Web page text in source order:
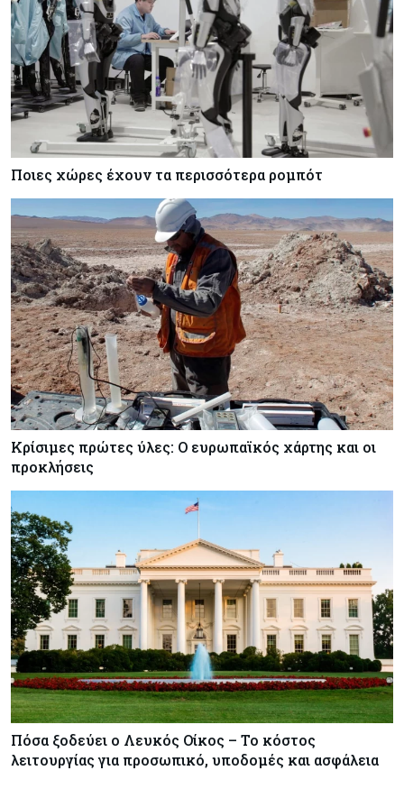
Ποιες χώρες έχουν τα περισσότερα ρομπότ
Κρίσιμες πρώτες ύλες: Ο ευρωπαϊκός χάρτης και οι
προκλήσεις
Πόσα ξοδεύει ο Λευκός Οίκος – Το κόστος
λειτουργίας για προσωπικό, υποδομές και ασφάλεια